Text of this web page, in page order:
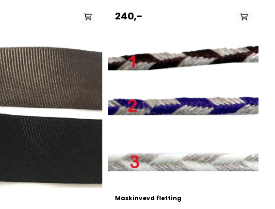
240,-
Maskinvevd fletting
På lager i
5 mm, 6 mm
På lager i
rukses/rød, vilgges/hvit, Ranes/grå,
burgunder, sevdnes alit/marine, sjøgrønn